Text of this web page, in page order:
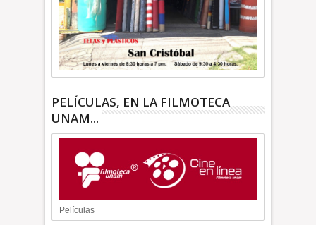
PELÍCULAS, EN LA FILMOTECA
UNAM...
Películas